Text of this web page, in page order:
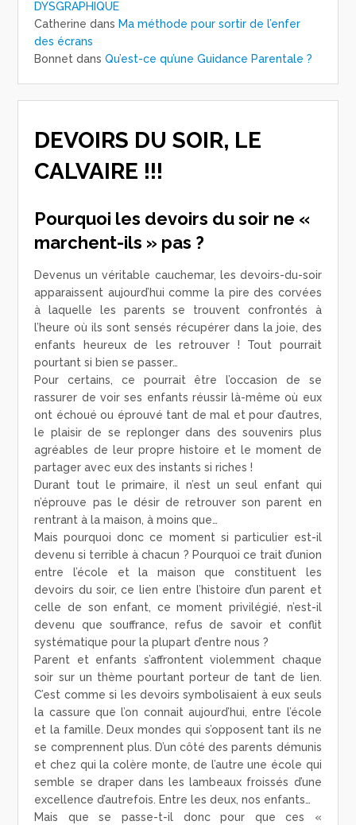
DYSGRAPHIQUE
Catherine dans Ma méthode pour sortir de l’enfer
des écrans
Bonnet dansQu’est-ce qu’une Guidance Parentale ?
DEVOIRS DU SOIR, LE
CALVAIRE !!!
Pourquoi les devoirs du soir ne «
marchent-ils » pas ?
Devenus un véritable cauchemar, les devoirs-du-soir
apparaissent aujourd’hui comme la pire des corvées
à laquelle les parents se trouvent confrontés à
l’heure où ils sont sensés récupérer dans la joie, des
enfants heureux de les retrouver ! Tout pourrait
pourtant si bien se passer…
Pour certains, ce pourrait être l’occasion de se
rassurer de voir ses enfants réussir là-même où eux
ont échoué ou éprouvé tant de mal et pour d’autres,
le plaisir de se replonger dans des souvenirs plus
agréables de leur propre histoire et le moment de
partager avec eux des instants si riches !
Durant tout le primaire, il n’est un seul enfant qui
n’éprouve pas le désir de retrouver son parent en
rentrant à la maison, à moins que…
Mais pourquoi donc ce moment si particulier est-il
devenu si terrible à chacun ? Pourquoi ce trait d’union
entre l’école et la maison que constituent les
devoirs du soir, ce lien entre l’histoire d’un parent et
celle de son enfant, ce moment privilégié, n’est-il
devenu que souffrance, refus de savoir et conflit
systématique pour la plupart d’entre nous ?
Parent et enfants s’affrontent violemment chaque
soir sur un thème pourtant porteur de tant de lien.
C’est comme si les devoirs symbolisaient à eux seuls
la cassure que l’on connait aujourd’hui, entre l’école
et la famille. Deux mondes qui s’opposent tant ils ne
se comprennent plus. D’un côté des parents démunis
et chez qui la colère monte, de l’autre une école qui
semble se draper dans les lambeaux froissés d’une
excellence d’autrefois. Entre les deux, nos enfants…
Mais que se passe-t-il donc pour que ces «